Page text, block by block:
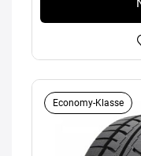
Economy-Klasse